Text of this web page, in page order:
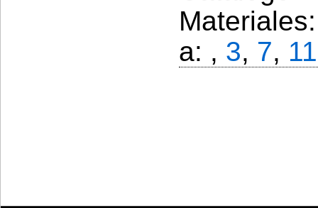
a: , 3, 7, 11